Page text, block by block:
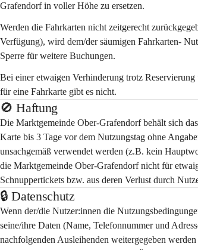
Grafendorf in voller Höhe zu ersetzen.
Werden die Fahrkarten nicht zeitgerecht
Verfügung), wird dem/der säumigen Fahrkarten-
Sperre für weitere Buchungen.
Bei einer etwaigen Verhinderung trotz Reservierung
für eine Fahrkarte gibt es nicht.
🚫 Haftung
Die Marktgemeinde Ober-Grafendorf behält sich
Karte bis 3 Tage vor dem Nutzungstag ohne
unsachgemäß verwendet werden (z.B. kein
die Marktgemeinde Ober-Grafendorf nicht für
Schnuppertickets bzw. aus deren Verlust durch
🔒 Datenschutz
Wenn der/die Nutzer:innen die
seine/ihre Daten (Name, Telefonnummer und
nachfolgenden Ausleihenden weitergegeben